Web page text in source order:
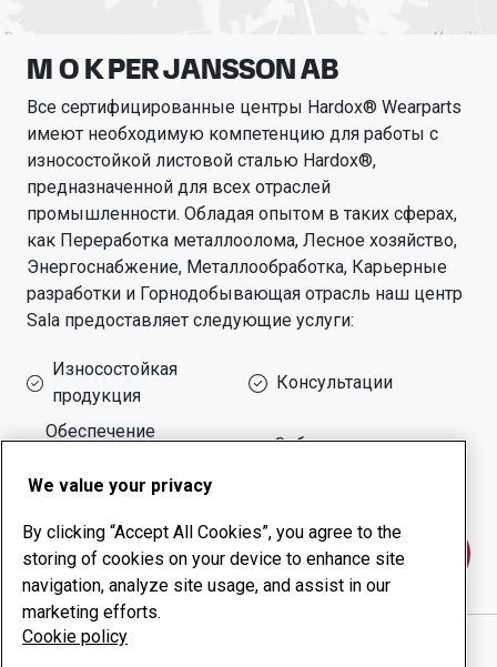
M O K PER JANSSON AB
Все сертифицированные центры Hardox® Wearparts
имеют необходимую компетенцию для работы с
износостойкой листовой сталью Hardox®,
предназначенной для всех отраслей
промышленности. Обладая опытом в таких сферах,
как Переработка металлоолома, Лесное хозяйство,
Энергоснабжение, Металлообработка, Карьерные
разработки и Горнодобывающая отрасль наш центр
Sala предоставляет следующие услуги:
Износостойкая
продукция
Консультации
Обеспечение
оборудования
Собственное
Свяжитесь с нами
M O K PER JANSSON AB
We value your privacy
By clicking “Accept All Cookies”, you agree to the
storing of cookies on your device to enhance site
navigation, analyze site usage, and assist in our
marketing efforts.
Cookie policy